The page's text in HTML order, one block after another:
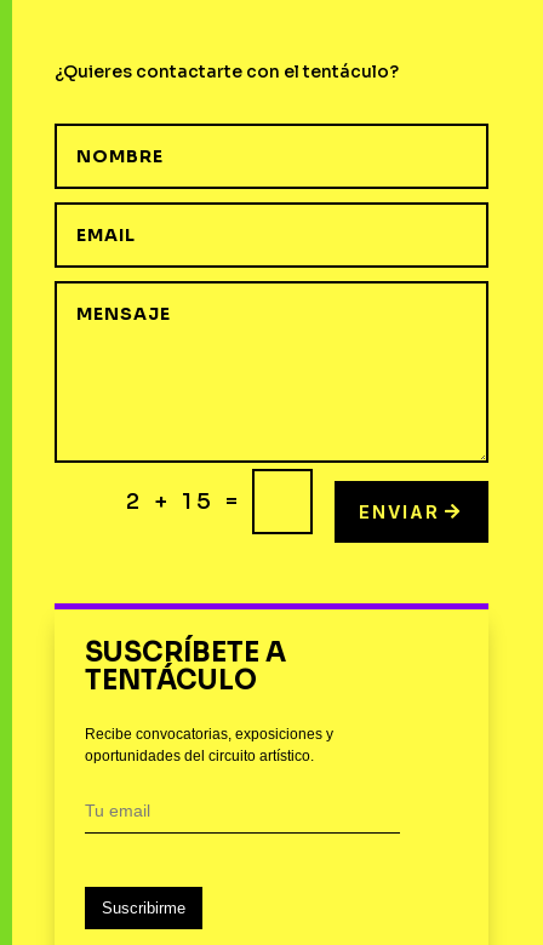
¿Quieres contactarte con el tentáculo?
2 + 15 = ENVIAR
SUSCRÍBETE A
TENTÁCULO
Recibe convocatorias, exposiciones y
oportunidades del circuito artístico.
Suscribirme